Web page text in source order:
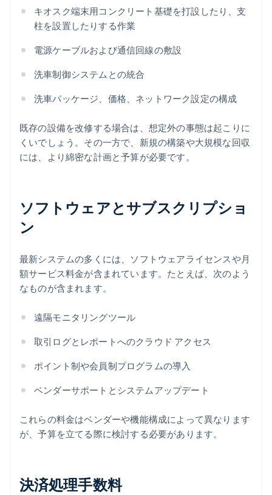
キオスク端末用コンクリート基礎を打設したり、支
柱を設置したりする作業
電源ケーブルおよび通信回線の敷設
洗車制御システムとの統合
洗車パッケージ、価格、ネットワーク設定の構成
既存の設備を改修する場合は、想定外の事態は起こりに
くいでしょう。その一方で、新規の構築や大規模な回収
には、より綿密な計画と予算が必要です。
ソフトウェアとサブスクリプショ
ン
最新システムの多くには、ソフトウェアライセンスや月
額サービス料金が含まれています。たとえば、次のよう
なものが含まれます。
遠隔モニタリングツール
取引ログとレポートへのクラウド アクセス
ポイント制や会員制プログラムの導入
ベンダーサポートとシステムアップデート
これらの料金はベンダーや機能構成によって異なります
が、予算を立てる際に検討する必要があります。
決済処理手数料